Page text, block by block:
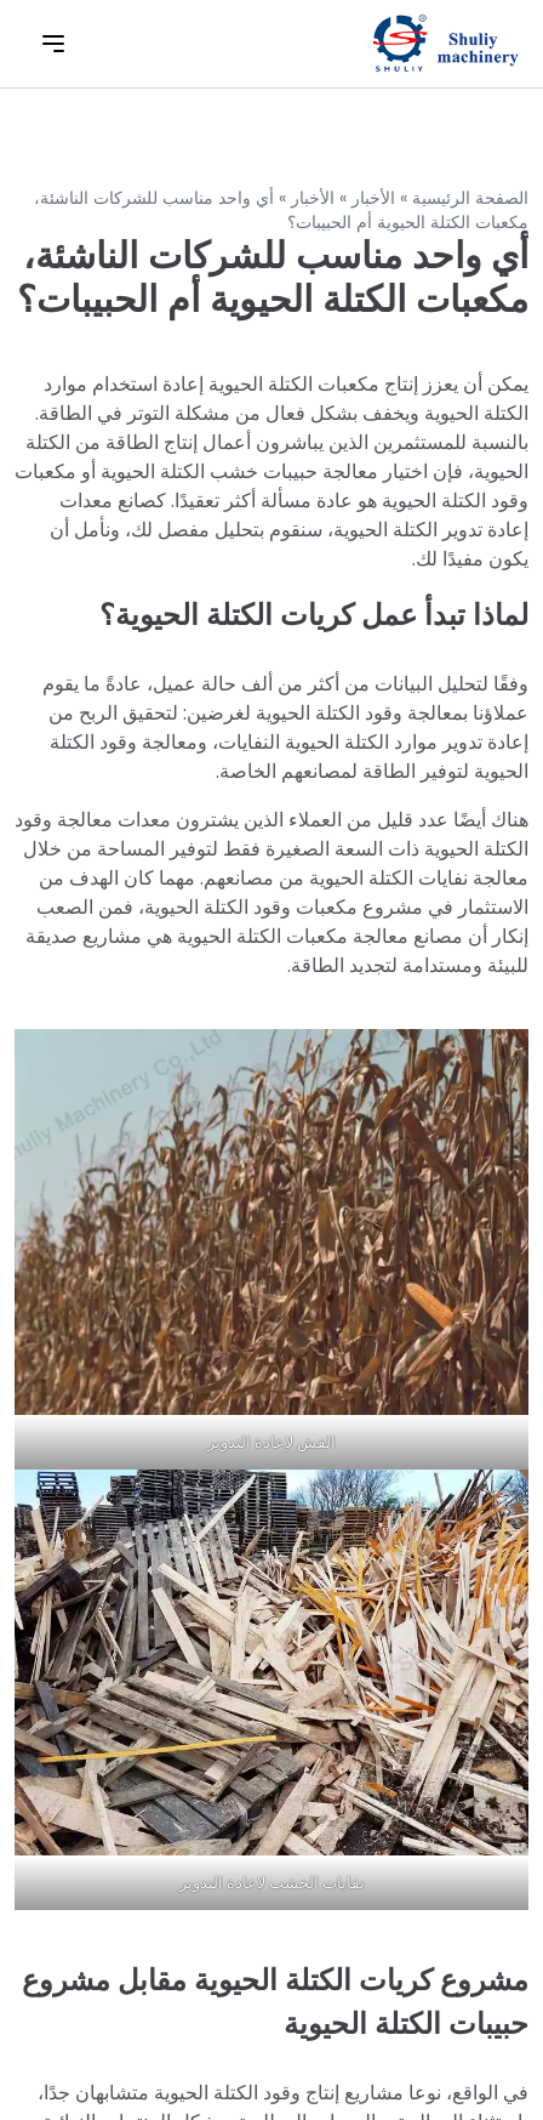
الصفحة الرئيسية » الأخبار » الأخبار » أي واحد مناسب للشركات الناشئة،
مكعبات الكتلة الحيوية أم الحبيبات؟
أي واحد مناسب للشركات الناشئة،
مكعبات الكتلة الحيوية أم الحبيبات؟
يمكن أن يعزز إنتاج مكعبات الكتلة الحيوية إعادة استخدام موارد
الكتلة الحيوية ويخفف بشكل فعال من مشكلة التوتر في الطاقة.
بالنسبة للمستثمرين الذين يباشرون أعمال إنتاج الطاقة من الكتلة
الحيوية، فإن اختيار معالجة حبيبات خشب الكتلة الحيوية أو مكعبات
وقود الكتلة الحيوية هو عادة مسألة أكثر تعقيدًا. كصانع معدات
إعادة تدوير الكتلة الحيوية، سنقوم بتحليل مفصل لك، ونأمل أن
يكون مفيدًا لك.
لماذا تبدأ عمل كريات الكتلة الحيوية؟
وفقًا لتحليل البيانات من أكثر من ألف حالة عميل، عادةً ما يقوم
عملاؤنا بمعالجة وقود الكتلة الحيوية لغرضين: لتحقيق الربح من
إعادة تدوير موارد الكتلة الحيوية النفايات، ومعالجة وقود الكتلة
الحيوية لتوفير الطاقة لمصانعهم الخاصة.
هناك أيضًا عدد قليل من العملاء الذين يشترون معدات معالجة وقود
الكتلة الحيوية ذات السعة الصغيرة فقط لتوفير المساحة من خلال
معالجة نفايات الكتلة الحيوية من مصانعهم. مهما كان الهدف من
الاستثمار في مشروع مكعبات وقود الكتلة الحيوية، فمن الصعب
إنكار أن مصانع معالجة مكعبات الكتلة الحيوية هي مشاريع صديقة
للبيئة ومستدامة لتجديد الطاقة.
القش لإعادة التدوير
نفايات الخشب لإعادة التدوير
مشروع كريات الكتلة الحيوية مقابل مشروع
حبيبات الكتلة الحيوية
في الواقع، نوعا مشاريع إنتاج وقود الكتلة الحيوية متشابهان جدًا،